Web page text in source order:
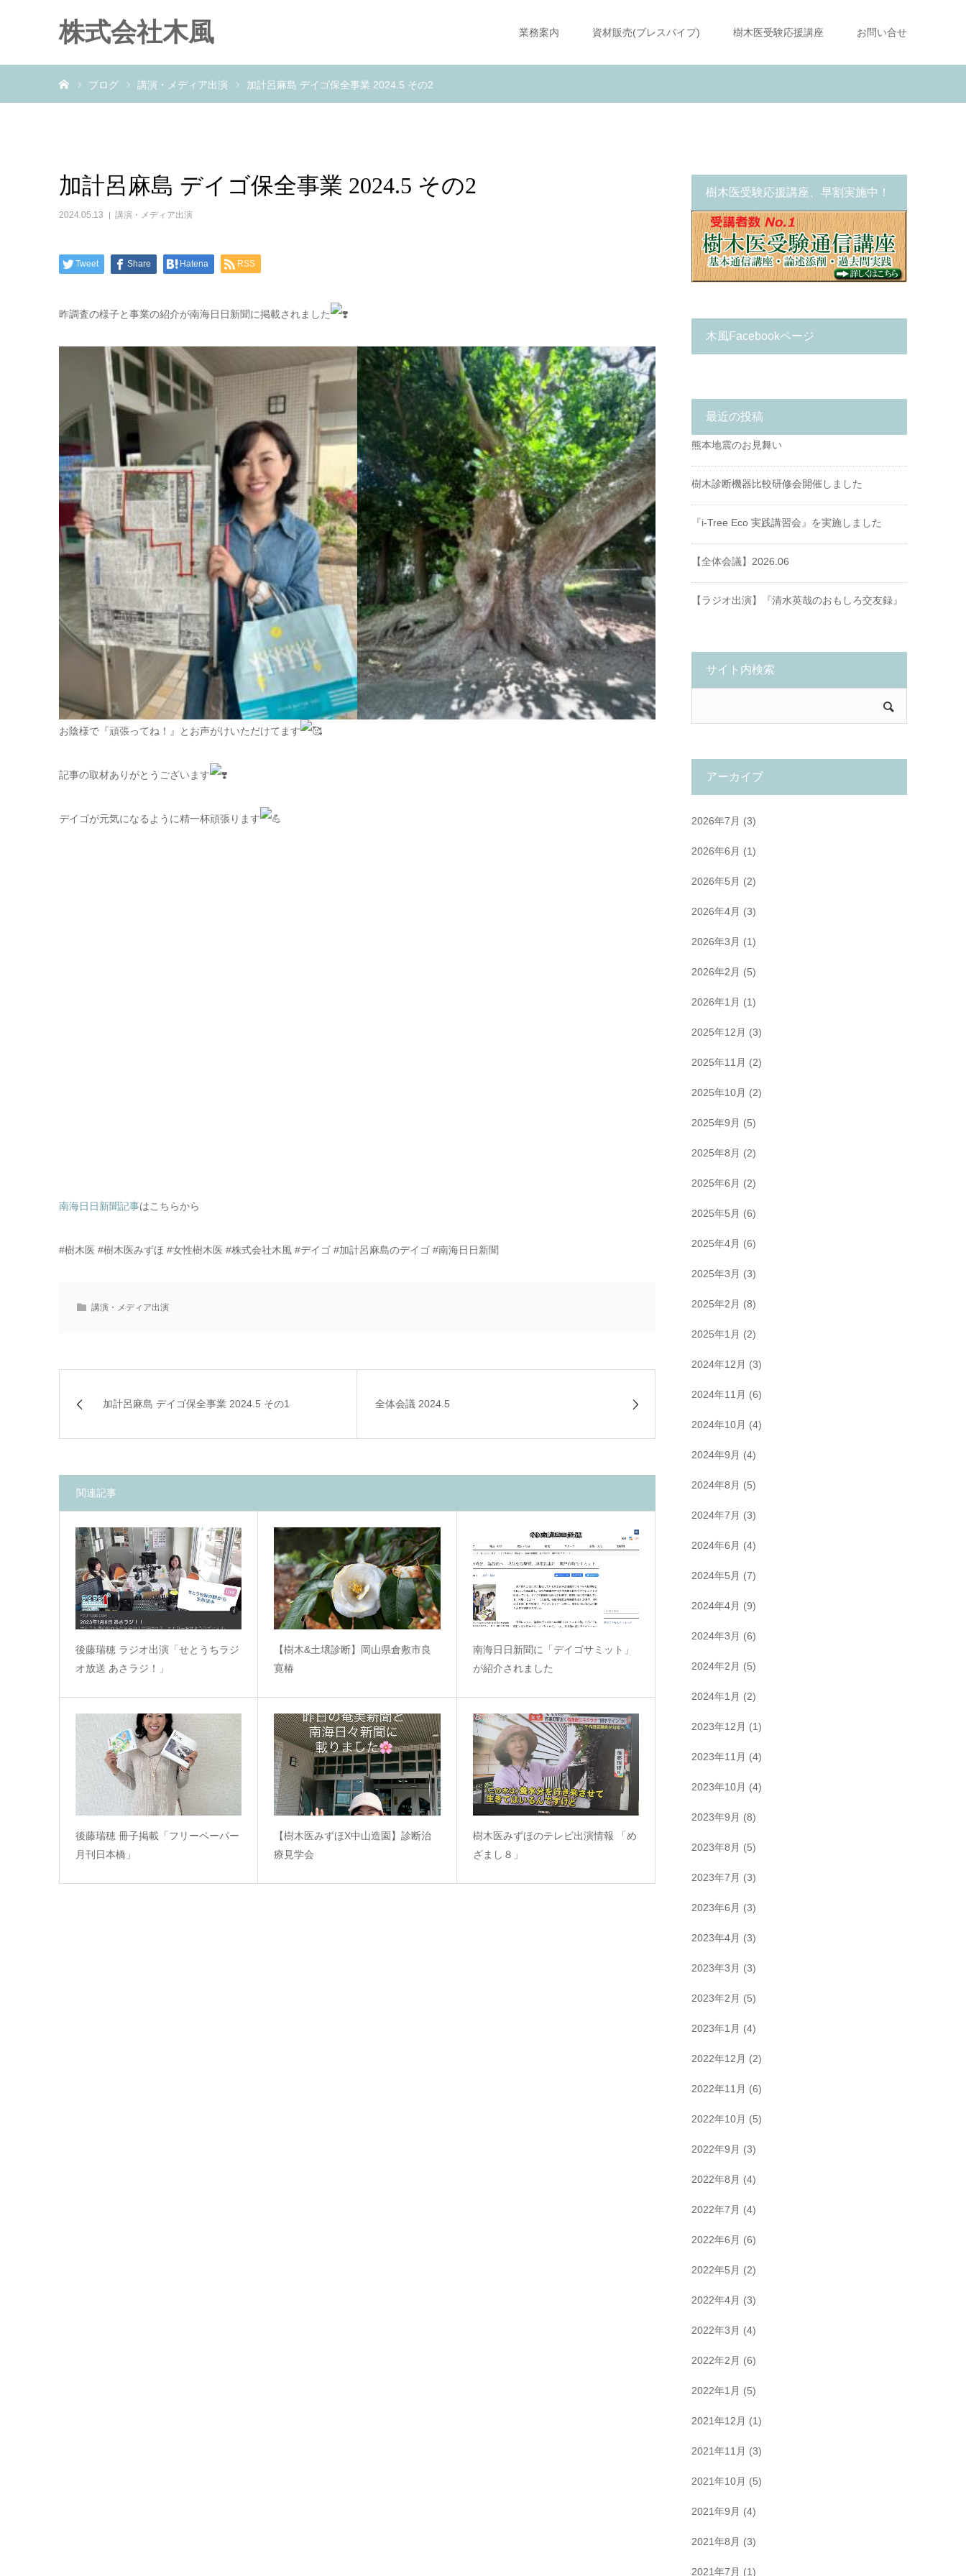
株式会社木風 業務案内 資材販売(ブレスパイプ) 樹木医受験応援講座 お問い合せ
ブログ 講演・メディア出演 加計呂麻島 デイゴ保全事業 2024.5 その2
加計呂麻島 デイゴ保全事業 2024.5 その2
2024.05.13 講演・メディア出演
Tweet Share Hatena RSS
昨調査の様子と事業の紹介が南海日日新聞に掲載されました
お陰様で『頑張ってね！』とお声がけいただけてます
記事の取材ありがとうございます
デイゴが元気になるように精一杯頑張ります
南海日日新聞記事はこちらから
#樹木医 #樹木医みずほ #女性樹木医 #株式会社木風 #デイゴ #加計呂麻島のデイゴ #南海日日新聞
講演・メディア出演
加計呂麻島 デイゴ保全事業 2024.5 その1 全体会議 2024.5
関連記事
後藤瑞穂 ラジオ出演「せとうちラジ
オ放送 あさラジ！」
【樹木&土壌診断】岡山県倉敷市良
寛椿
南海日日新聞に「デイゴサミット」
が紹介されました
後藤瑞穂 冊子掲載「フリーペーパー
月刊日本橋」
【樹木医みずほX中山造園】診断治
療見学会
樹木医みずほのテレビ出演情報 「め
ざまし８」
樹木医受験応援講座、早割実施中！
木風Facebookページ
最近の投稿
熊本地震のお見舞い
樹木診断機器比較研修会開催しました
『i-Tree Eco 実践講習会』を実施しました
【全体会議】2026.06
【ラジオ出演】『清水英哉のおもしろ交友録』
サイト内検索
アーカイブ
2026年7月 (3)
2026年6月 (1)
2026年5月 (2)
2026年4月 (3)
2026年3月 (1)
2026年2月 (5)
2026年1月 (1)
2025年12月 (3)
2025年11月 (2)
2025年10月 (2)
2025年9月 (5)
2025年8月 (2)
2025年6月 (2)
2025年5月 (6)
2025年4月 (6)
2025年3月 (3)
2025年2月 (8)
2025年1月 (2)
2024年12月 (3)
2024年11月 (6)
2024年10月 (4)
2024年9月 (4)
2024年8月 (5)
2024年7月 (3)
2024年6月 (4)
2024年5月 (7)
2024年4月 (9)
2024年3月 (6)
2024年2月 (5)
2024年1月 (2)
2023年12月 (1)
2023年11月 (4)
2023年10月 (4)
2023年9月 (8)
2023年8月 (5)
2023年7月 (3)
2023年6月 (3)
2023年4月 (3)
2023年3月 (3)
2023年2月 (5)
2023年1月 (4)
2022年12月 (2)
2022年11月 (6)
2022年10月 (5)
2022年9月 (3)
2022年8月 (4)
2022年7月 (4)
2022年6月 (6)
2022年5月 (2)
2022年4月 (3)
2022年3月 (4)
2022年2月 (6)
2022年1月 (5)
2021年12月 (1)
2021年11月 (3)
2021年10月 (5)
2021年9月 (4)
2021年8月 (3)
2021年7月 (1)